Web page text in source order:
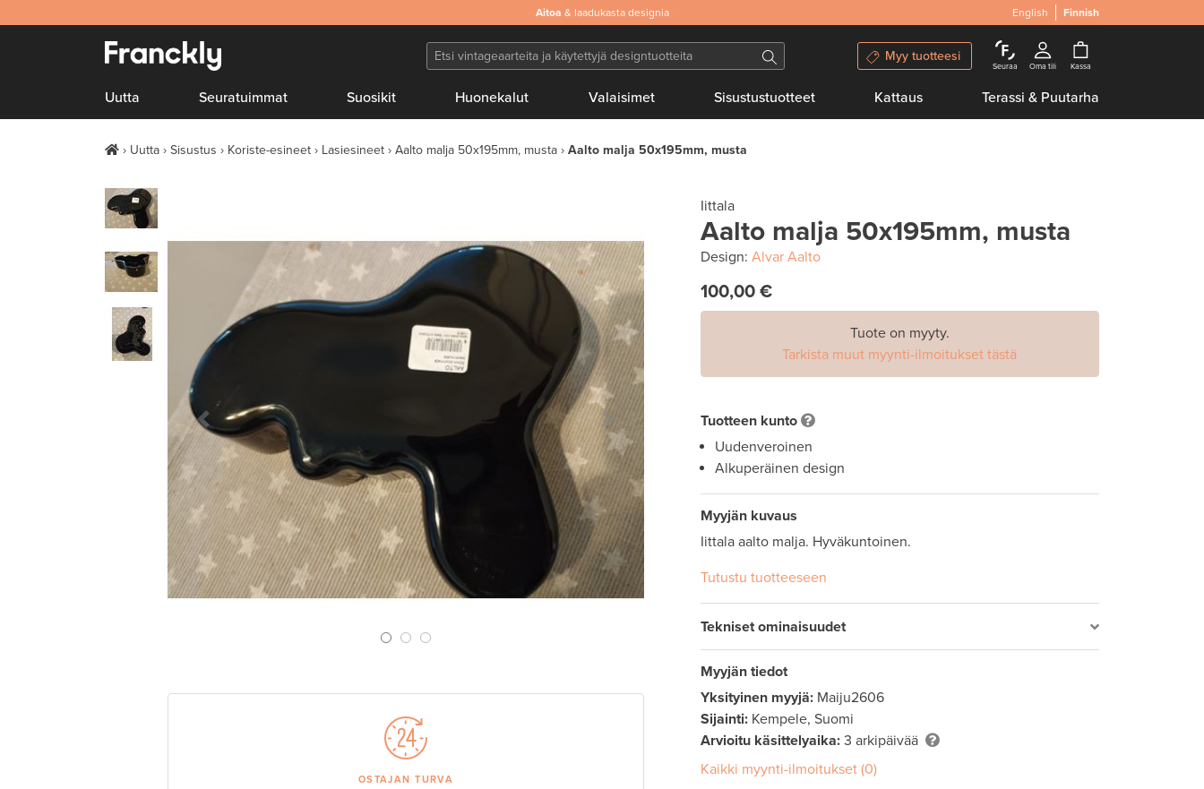
Aitoa & laadukasta designia English Finnish
Myy tuotteesi
Seuraa Oma tili Kassa
Uutta Seuratuimmat Suosikit Huonekalut Valaisimet Sisustustuotteet Kattaus Terassi & Puutarha
Uutta Sisustus Koriste-esineet Lasiesineet Aalto malja 50x195mm, musta Aalto malja 50x195mm, musta
Previous Slide Next Slide
OSTAJAN TURVA
Iittala
Aalto malja 50x195mm, musta
Design: Alvar Aalto
100,00 €
Tuote on myyty.
Tarkista muut myynti-ilmoitukset tästä
Tuotteen kunto
Uudenveroinen
Alkuperäinen design
Myyjän kuvaus
Iittala aalto malja. Hyväkuntoinen.
Tutustu tuotteeseen
Tekniset ominaisuudet
Myyjän tiedot
Yksityinen myyjä: Maiju2606
Sijainti:Kempele, Suomi
Arvioitu käsittelyaika:3 arkipäivää
Kaikki myynti-ilmoitukset (0)